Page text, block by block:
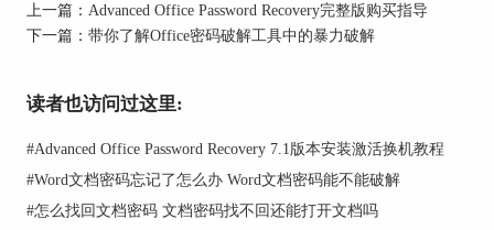
1、Advanced Office Password Recovery的字典攻击
要了解认证方式，包括认证协议以及地址、端口等
的类型。
类常见的弱口令，或者目标系统经常出现的组合口
令，或者目标系统已经发现的口令集，这样才有更
多的尝试机会。
上一篇： Advanced Office Password Recovery完整版购买指导
下一篇： 带你了解Office密码破解工具中的暴力破解
读者也访问过这里:
#Advanced Office Password Recovery 7.1版本安装激活换机教程
#Word文档密码忘记了怎么办 Word文档密码能不能破解
#怎么找回文档密码 文档密码找不回还能打开文档吗